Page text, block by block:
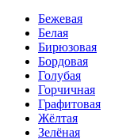
Бежевая
Белая
Бирюзовая
Бордовая
Голубая
Горчичная
Графитовая
Жёлтая
Зелёная